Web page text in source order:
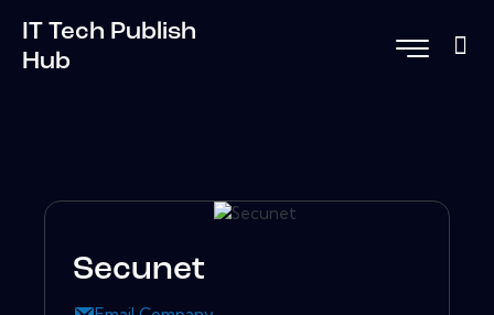
IT Tech Publish
Hub
Secunet